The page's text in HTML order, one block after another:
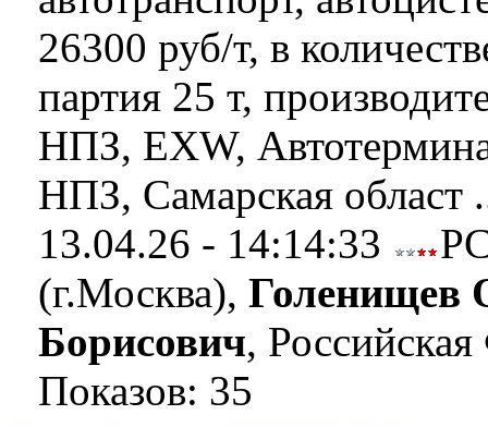
26300 руб/т, в
партия 25 т,
НПЗ, EXW,
НПЗ, Самарская област
13.04.26 - 14:14:33
(г.Москва), Голенищев
Борисович,
Показов: 35